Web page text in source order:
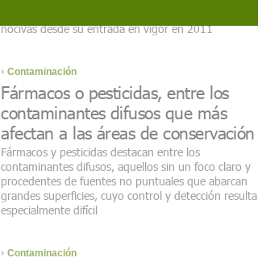
nocivas desde su entrada en vigor en 2011
Contaminación
Fármacos o pesticidas, entre los
contaminantes difusos que más
afectan a las áreas de conservación
Fármacos y pesticidas destacan entre los
contaminantes difusos, aquellos sin un foco claro y
procedentes de fuentes no puntuales que abarcan
grandes superficies, cuyo control y detección resulta
especialmente difícil
Contaminación